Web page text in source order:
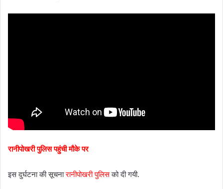
रानीपोखरी पुलिस पहुंची मौके पर
इस दुर्घटना की सूचनारानीपोखरी पुलिसको दी गयी.